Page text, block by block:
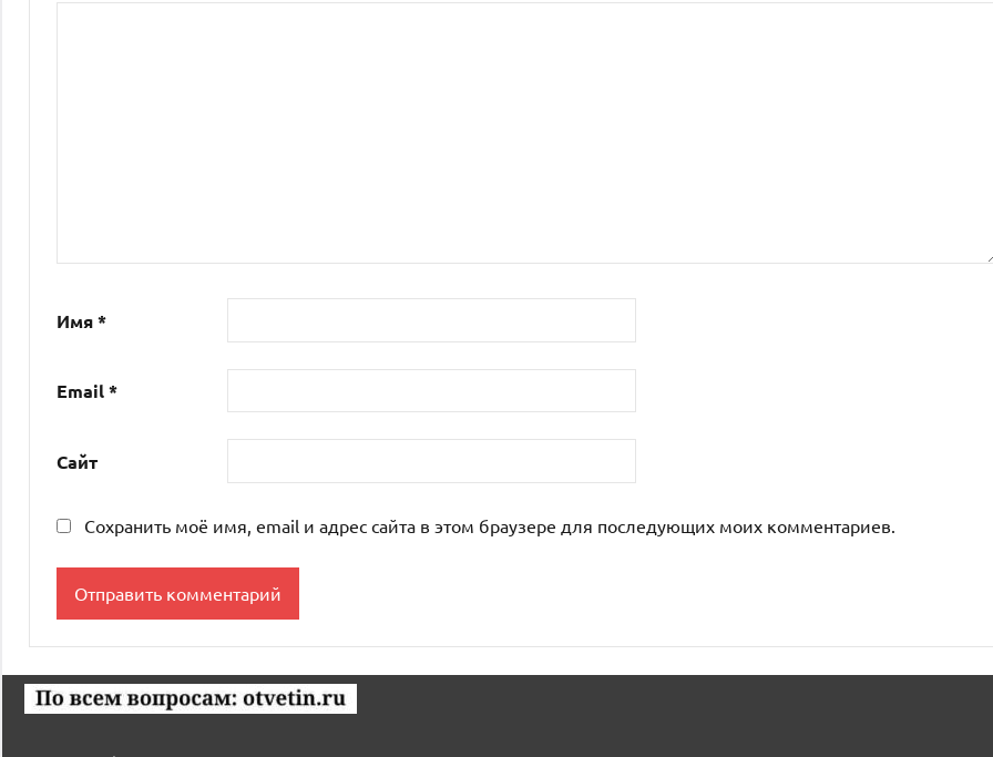
Имя*
Email*
Сайт
Сохранить моё имя, email и адрес сайта в этом браузере для последующих моих комментариев.